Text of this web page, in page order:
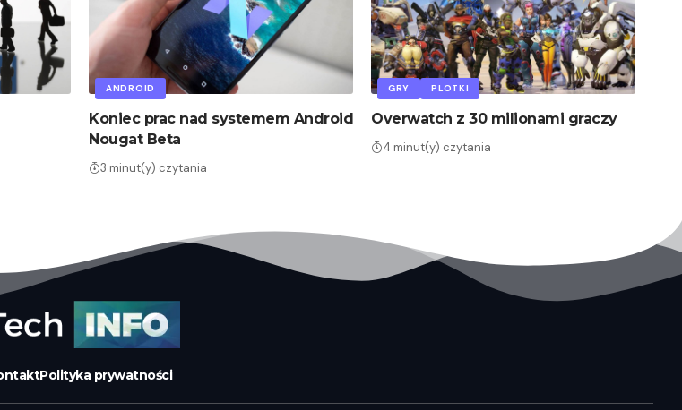
ANDROID
Koniec prac nad systemem Android
Nougat Beta
3 minut(y) czytania
GRY PLOTKI
Overwatch z 30 milionami graczy
4 minut(y) czytania
Polityka prywatności